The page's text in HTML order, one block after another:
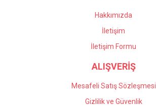
Önder Kaçar | 20/05/2026
Hakkımızda
İletişim
İletişim Formu
ALIŞVERİŞ
Mesafeli Satış Sözleşmesi
Gizlilik ve Güvenlik